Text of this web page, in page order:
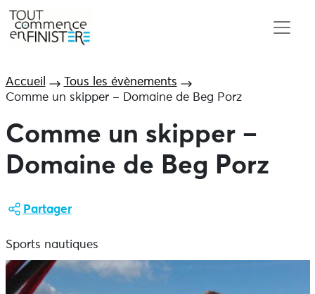
Accueil
Tous les évènements
Comme un skipper – Domaine de Beg Porz
Comme un skipper –
Domaine de Beg Porz
Partager
Sports nautiques